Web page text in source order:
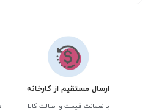
ارسال مستقیم از کارخانه
با ضمانت قیمت و اصالت کالا